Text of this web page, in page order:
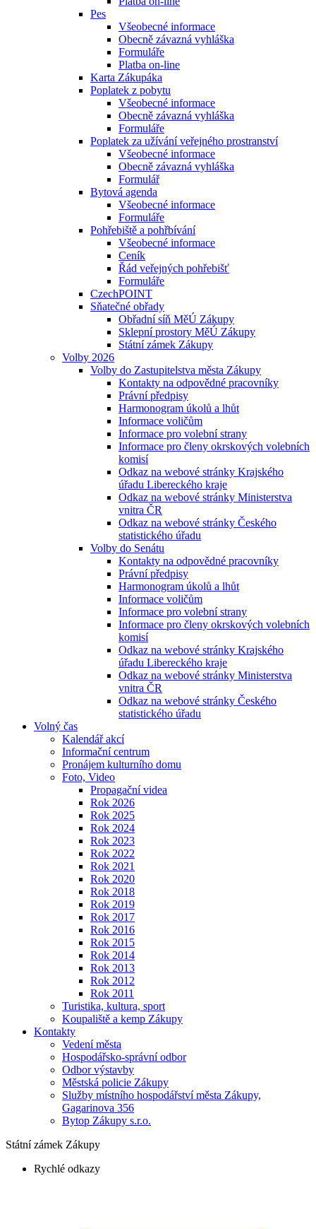
Pes
Všeobecné informace
Obecně závazná vyhláška
Formuláře
Platba on-line
Karta Zákupáka
Poplatek z pobytu
Všeobecné informace
Obecně závazná vyhláška
Formuláře
Poplatek za užívání veřejného prostranství
Všeobecné informace
Obecně závazná vyhláška
Formulář
Bytová agenda
Všeobecné informace
Formuláře
Pohřebiště a pohřbívání
Všeobecné informace
Ceník
Řád veřejných pohřebišť
Formuláře
CzechPOINT
Sňatečné obřady
Obřadní síň MěÚ Zákupy
Sklepní prostory MěÚ Zákupy
Státní zámek Zákupy
Volby 2026
Volby do Zastupitelstva města Zákupy
Kontakty na odpovědné pracovníky
Právní předpisy
Harmonogram úkolů a lhůt
Informace voličům
Informace pro volební strany
Informace pro členy okrskových volebních
komisí
Odkaz na webové stránky Krajského
úřadu Libereckého kraje
Odkaz na webové stránky Ministerstva
vnitra ČR
Odkaz na webové stránky Českého
statistického úřadu
Volby do Senátu
Kontakty na odpovědné pracovníky
Právní předpisy
Harmonogram úkolů a lhůt
Informace voličům
Informace pro volební strany
Informace pro členy okrskových volebních
komisí
Odkaz na webové stránky Krajského
úřadu Libereckého kraje
Odkaz na webové stránky Ministerstva
vnitra ČR
Odkaz na webové stránky Českého
statistického úřadu
Volný čas
Kalendář akcí
Informační centrum
Pronájem kulturního domu
Foto, Video
Propagační videa
Rok 2026
Rok 2025
Rok 2024
Rok 2023
Rok 2022
Rok 2021
Rok 2020
Rok 2018
Rok 2019
Rok 2017
Rok 2016
Rok 2015
Rok 2014
Rok 2013
Rok 2012
Rok 2011
Turistika, kultura, sport
Koupaliště a kemp Zákupy
Kontakty
Vedení města
Hospodářsko-správní odbor
Odbor výstavby
Městská policie Zákupy
Služby místního hospodářství města Zákupy,
Gagarinova 356
Bytop Zákupy s.r.o.
Státní zámek Zákupy
Rychlé odkazy